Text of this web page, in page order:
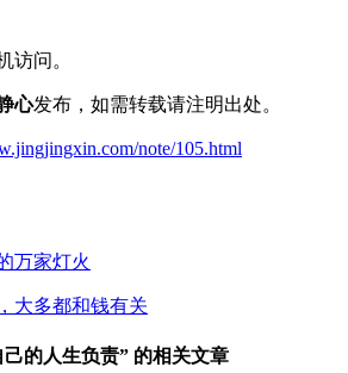
访问。
心发布，如需转载请注明出处。
note/105.html
万家灯火
大多都和钱有关
的人生负责” 的相关文章